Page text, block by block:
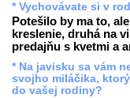
* Vychovávate si v
Potešilo by ma to,
kreslenie, druhá na
predajňu s kvetmi a
* Na javisku sa vám
svojho miláčika,
do vašej rodiny?